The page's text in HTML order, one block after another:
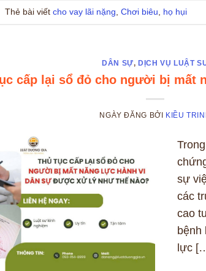
Thẻ bài viết cho vay lãi nặng, Chơi biêu, họ hụi
DÂN SỰ, DỊCH VỤ LUẬT
cấp lại sổ đỏ cho người bị mất
NGÀY ĐĂNG BỞI KIỀU
sự
các
cao
bệnh
lực